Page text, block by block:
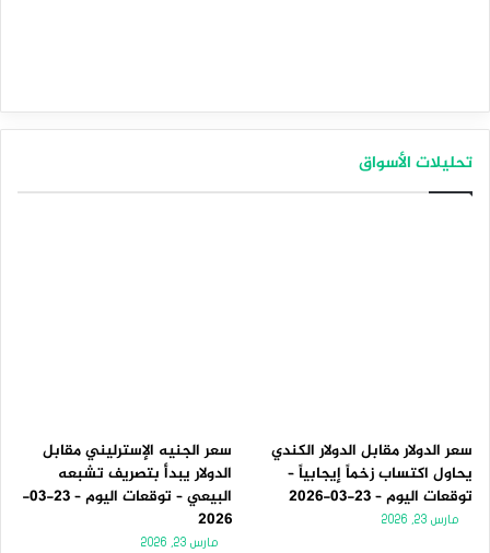
تحليلات الأسواق
سعر الدولار مقابل الدولار الكندي
يحاول اكتساب زخماً إيجابياً –
توقعات اليوم – 23-03-2026
مارس 23, 2026
سعر الجنيه الإسترليني مقابل
الدولار يبدأ بتصريف تشبعه
البيعي – توقعات اليوم – 23-03-
2026
مارس 23, 2026